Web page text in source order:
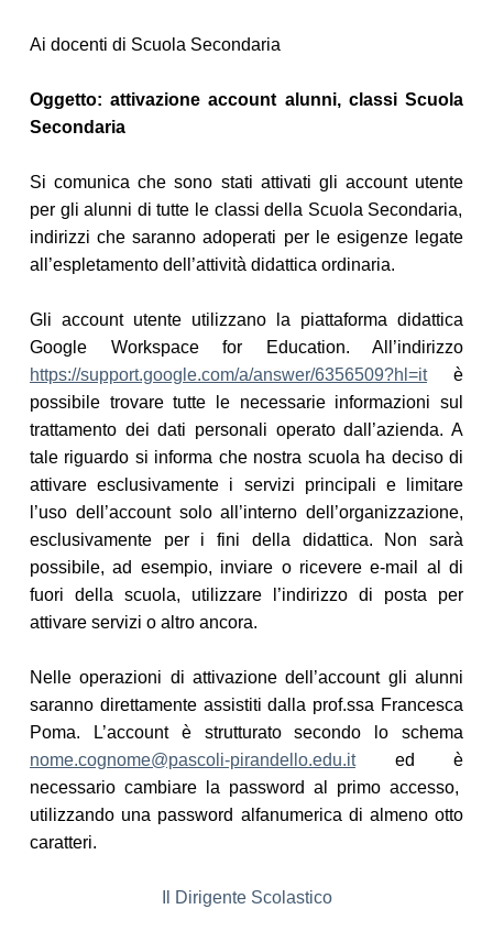
Ai docenti di Scuola Secondaria
Oggetto: attivazione account alunni, classi Scuola
Secondaria
Si comunica che sono stati attivati gli account utente
per gli alunni di tutte le classi della Scuola Secondaria,
indirizzi chesaranno adoperati per leesigenze legate
all’espletamento dell’attività didattica ordinaria.
Gli account utente utilizzano l a piattaforma didattica
Google Workspace for Education. All’indirizzo
https://support.google.com/a/answer/6356509?hl=itè
possibile trovare tutte le necessarie informazioni sul
trattamento dei dati personali operato dall’azienda. A
tale riguardo si informa che nostra scuola ha deciso di
attivare esclusivamente i servizi principali e limitare
l’uso dell’account solo all’interno dell’organizzazione,
esclusivamente per i fini della didattica. Non sarà
possibile, ad esempio, inviare o ricevere e-mail al di
fuori della scuola, utilizzare l’indirizzo di posta per
attivare servizi o altro ancora.
Nell e operazioni di attivazione dell’account g li alunni
saranno direttamente assistiti dalla prof.ssa Francesca
Poma.
L’account èstrutturato secondo lo schema
nome.cognome@pascoli-pirandello.edu.it
ed è
necessario cambiare
la password a l primo accesso,
utilizzando una password alfanumerica di almeno otto
caratteri.
Il Dirigente Scolastico